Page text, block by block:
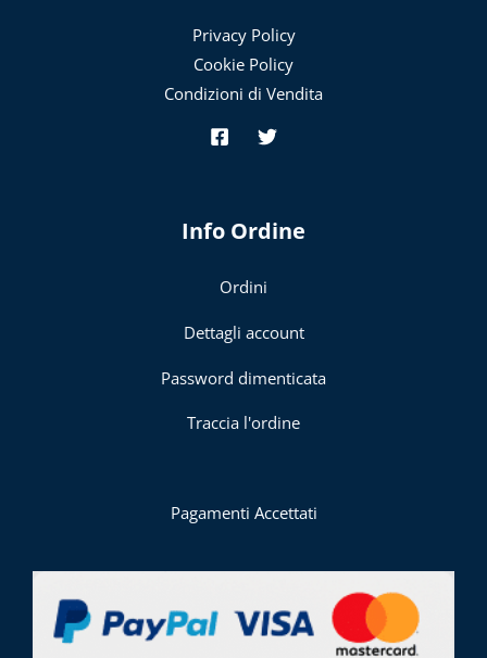
Privacy Policy
Cookie Policy
Condizioni di Vendita
Info Ordine
Ordini
Dettagli account
Password dimenticata
Traccia l'ordine
Pagamenti Accettati